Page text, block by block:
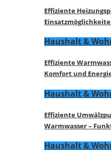
Effiziente
Haushalt &
Effiziente
Komfort und
Haushalt &
Effiziente
Warmwasser –
Haushalt &